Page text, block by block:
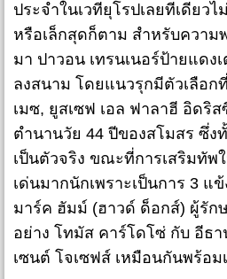
ประจำในเวทียุโรปเลยทีเดียว
หรือเล็กสุดก็ตาม สำหรับควา
มา ปาวอน เทรนเนอร์ป้ายแดง
ลงสนาม โดยแนวรุกมีตัวเลือก
เมซ, ยูสเซฟ เอล ฟาลาฮี อิดริ
ตำนานวัย 44 ปีของสโมสร ซึ่
เป็นตัวจริง ขณะที่การเสริมทัพ
เด่นมากนักเพราะเป็นการ 3 แ
มาร์ค ฮัมม์ (ฮาวด์ ด็อกส์) ผู้รัก
อย่าง โทมัส คาร์โดโซ่ กับ อีธ
เซนต์ โจเซฟส์ เหมือนกันพร้อม